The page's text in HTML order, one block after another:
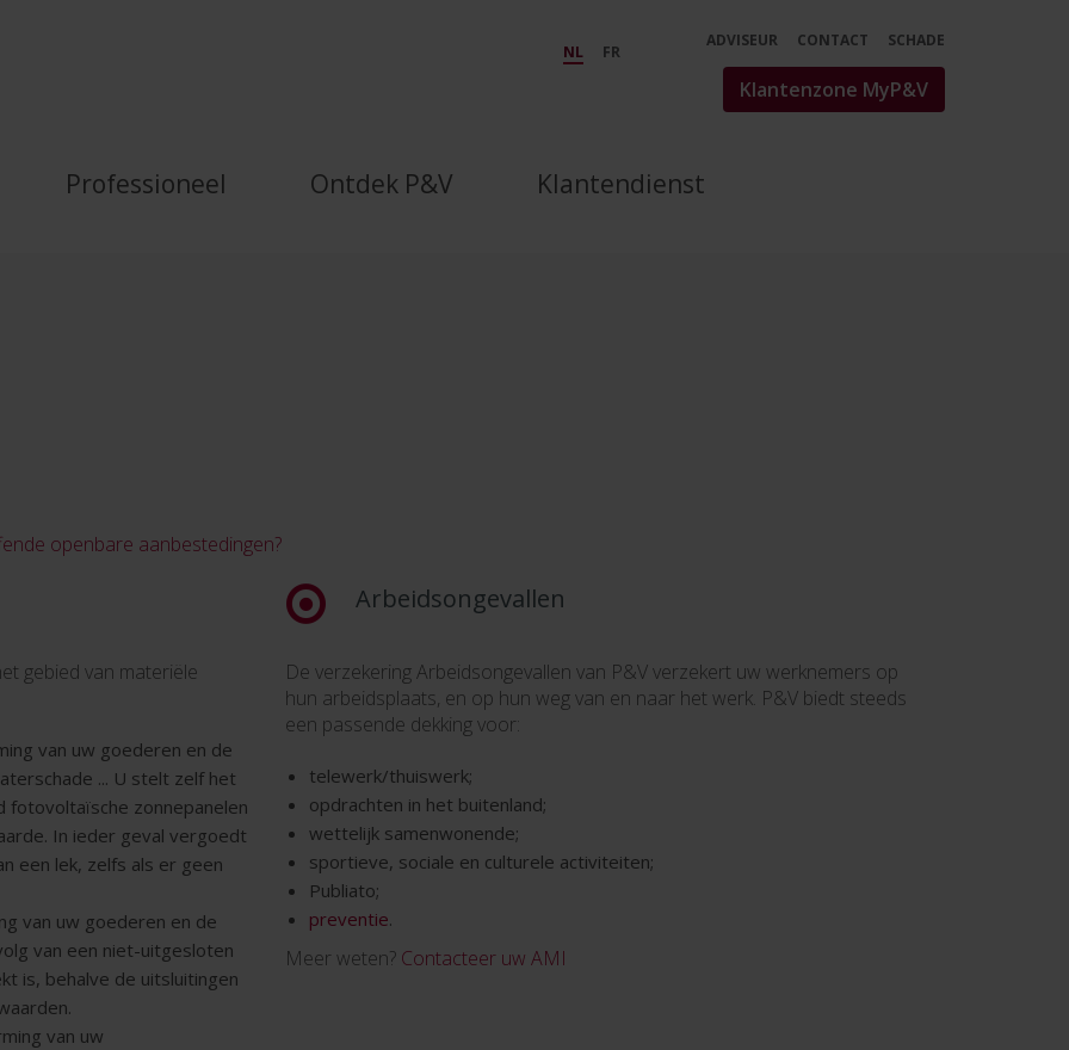
NL FR
ADVISEUR CONTACT SCHADE
Klantenzone MyP&V
Professioneel Ontdek P&V Klantendienst
openbare aanbestedingen?
gebied van materiële
van uw goederen en de
... U stelt zelf het
fotovoltaïsche zonnepanelen
In ieder geval vergoedt
een lek, zelfs als er geen
van uw goederen en de
van een niet-uitgesloten
is, behalve de uitsluitingen
van uw
Arbeidsongevallen
De verzekering Arbeidsongevallen van P&V verzekert uw werknemers op
hun arbeidsplaats, en op hun weg van en naar het werk. P&V biedt steeds
een passende dekking voor:
telewerk/thuiswerk;
opdrachten in het buitenland;
wettelijk samenwonende;
sportieve, sociale en culturele activiteiten;
Publiato;
preventie.
Meer weten? Contacteer uw AMI